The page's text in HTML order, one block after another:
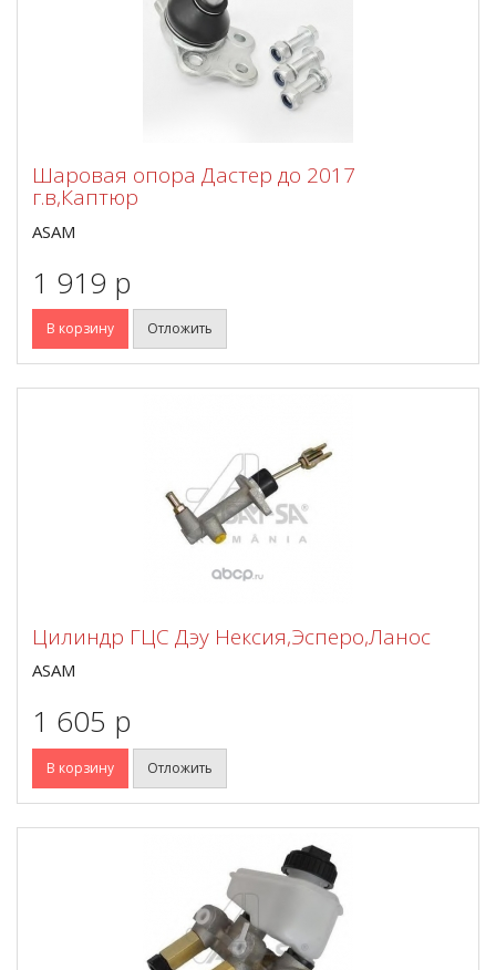
Шаровая опора Дастер до 2017
г.в,Каптюр
ASAM
1 919 p
В корзину Отложить
Цилиндр ГЦС Дэу Нексия,Эсперо,Ланос
ASAM
1 605 p
В корзину Отложить